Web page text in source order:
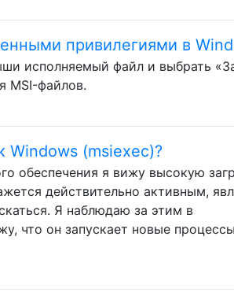
привилегиями в
исполняемый файл и выбрать
MSI-файлов.
Windows (msiexec)?
обеспечения я вижу высокую
действительно активным,
Я наблюдаю за этим в
что он запускает новые